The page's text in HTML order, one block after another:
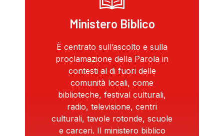
Ministero Biblico
È centrato sull’ascolto e sulla
proclamazione della Parola in
contesti al di fuori delle
comunità locali, come
biblioteche, festival culturali,
radio, televisione, centri
culturali, tavole rotonde, scuole
e carceri. Il ministero biblico